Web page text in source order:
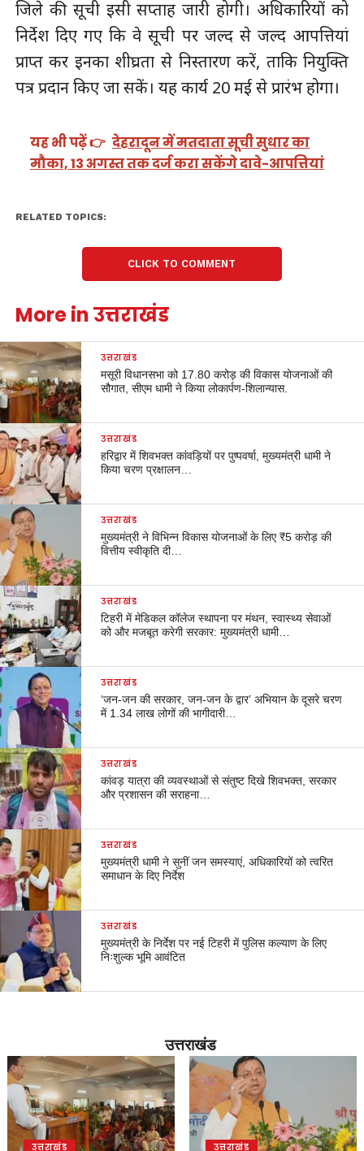
जिले की सूची इसी सप्ताह जारी होगी। अधिकारियों को
निर्देश दिए गए कि वे सूची पर जल्द से जल्द आपत्तियां
प्राप्त कर इनका शीघ्रता से निस्तारण करें, ताकि नियुक्ति
पत्र प्रदान किए जा सकें। यह कार्य 20 मई से प्रारंभ होगा।
यह भी पढ़ें 👉 देहरादून में मतदाता सूची सुधार का
मौका, 13 अगस्त तक दर्ज करा सकेंगे दावे-आपत्तियां
RELATED TOPICS:
CLICK TO COMMENT
More in उत्तराखंड
उत्तराखंड
मसूरी विधानसभा को 17.80 करोड़ की विकास योजनाओं की
सौगात, सीएम धामी ने किया लोकार्पण-शिलान्यास.
उत्तराखंड
हरिद्वार में शिवभक्त कांवड़ियों पर पुष्पवर्षा, मुख्यमंत्री धामी ने
किया चरण प्रक्षालन…
उत्तराखंड
मुख्यमंत्री ने विभिन्न विकास योजनाओं के लिए ₹5 करोड़ की
वित्तीय स्वीकृति दी…
उत्तराखंड
टिहरी में मेडिकल कॉलेज स्थापना पर मंथन, स्वास्थ्य सेवाओं
को और मजबूत करेगी सरकार: मुख्यमंत्री धामी…
उत्तराखंड
‘जन-जन की सरकार, जन-जन के द्वार’ अभियान के दूसरे चरण
में 1.34 लाख लोगों की भागीदारी…
उत्तराखंड
कांवड़ यात्रा की व्यवस्थाओं से संतुष्ट दिखे शिवभक्त, सरकार
और प्रशासन की सराहना…
उत्तराखंड
मुख्यमंत्री धामी ने सुनीं जन समस्याएं, अधिकारियों को त्वरित
समाधान के दिए निर्देश
उत्तराखंड
मुख्यमंत्री के निर्देश पर नई टिहरी में पुलिस कल्याण के लिए
निःशुल्क भूमि आवंटित
उत्तराखंड
उत्तराखंड उत्तराखंड